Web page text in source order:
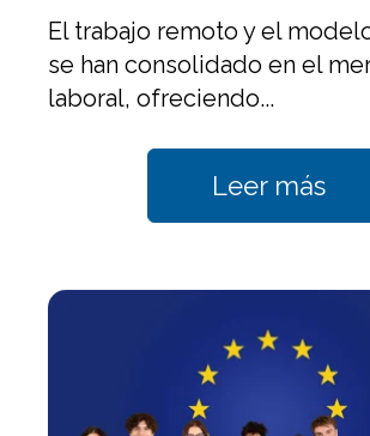
El trabajo remoto y el
se han consolidado en el
laboral, ofreciendo...
Leer más